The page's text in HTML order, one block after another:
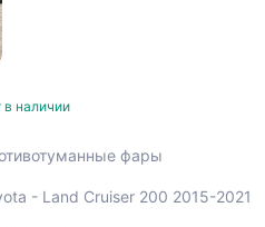
в наличии
фары
- Land Cruiser 200 2015-2021